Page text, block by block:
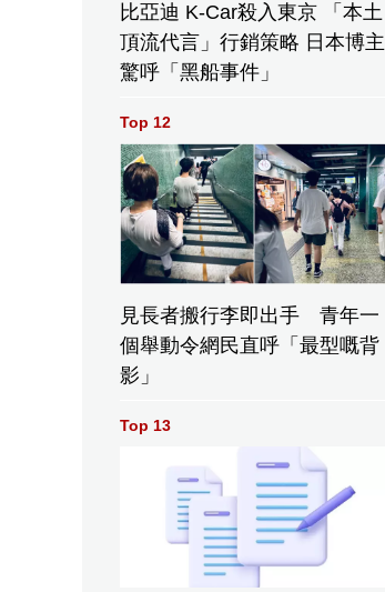
比亞迪 K-Car殺入東京 「本土
頂流代言」行銷策略 日本博主
驚呼「黑船事件」
Top 12
見長者搬行李即出手 青年一
個舉動令網民直呼「最型嘅背
影」
Top 13